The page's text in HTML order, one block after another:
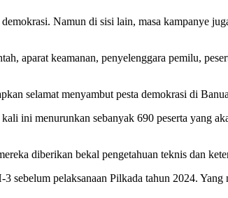
Namun di sisi lain, masa kampanye
aparat keamanan, penyelenggara pemilu,
selamat menyambut pesta demokrasi di
ini menurunkan sebanyak 690 peserta yang
diberikan bekal pengetahuan teknis dan
pelaksanaan Pilkada tahun 2024.